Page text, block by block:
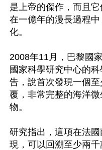
是上帝的傑作，而且它
在一億年的漫長過程
化。
2008年11月，巴黎國
國家科學研究中心的
告，說首次發現一個
覆，非常完整的海洋
物。
研究指出，這項在法
現，可以回溯至少兩